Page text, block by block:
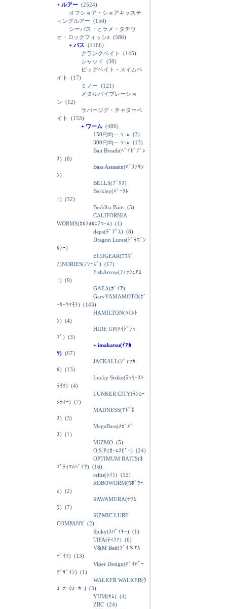
+ ルアー (2524)
オフショア・ショアキャステ
ィングルアー (150)
シーバス・ヒラメ・タチウ
オ・ロックフィッシｭ (586)
+ バス (1166)
クランクベイト
(145)
シャッド (30)
ビッグベイト・スイムベ
イト
(17)
ミノー (121)
メタルバイブレーショ
ン (12)
ラバージグ・チャターベ
イト
(153)
+ ワーム (486)
150円均一 ﾜｰﾑ (3)
300円均一 ﾜｰﾑ (13)
Bait Breath(ﾍﾞｲﾄﾞﾌﾞﾚ
ｽ) (6)
Bass Assassin(ﾊﾞｽｱｻｼ
ﾝ)
BELLS(ﾌﾞﾘｽ)
Berkley(ﾊﾞｰｸﾚ
ｰ) (32)
Buddha Baits (5)
CALIFORNIA
WORMS(ｶﾙﾌｫﾙﾆｱﾜｰﾑ) (1)
deps(ﾃﾞﾌﾟｽ) (8)
Dragon Lures(ﾄﾞﾗｺﾞﾝ
ﾙｱｰ)
ECOGEAR(ｴｺｷﾞ
ｱ)NORIES(ﾉﾘｰｽﾞ) (17)
FishArrow(ﾌｨｯｼｭｱﾛ
ｰ) (9)
GAEA(ｶﾞｲｱ)
GaryYAMAMOTO(ｹﾞ
ｰﾘｰﾔﾏﾓﾄ) (143)
HAMILTON(ﾊﾐﾙﾄ
ﾝ) (4)
HIDE UP(ﾊｲﾄﾞｱｯ
ﾌﾟ) (3)
+ imakatsu(ｲﾏｶ
ﾂ) (67)
JACKALL(ｼﾞｬｯｶ
ﾙ) (13)
Lucky Strike(ﾗｯｷｰｽﾄ
ﾗｲｸ) (4)
LUNKER CITY(ﾗﾝｶｰ
ｼﾃｨｰ) (7)
MADNESS(ﾏﾄﾞﾈ
ｽ) (3)
MegaBass(ﾒｶﾞﾊﾞ
ｽ) (1)
MIZMO (5)
O.S.P.(ｵｰｴｽﾋﾟｰ) (24)
OPTIMUM BAITS(ｵ
ﾌﾟﾃｨﾏﾑﾍﾞｲﾂ) (16)
reins(ﾚｲﾝ) (13)
ROBOWORM(ﾛﾎﾞﾜｰ
ﾑ) (2)
SAWAMURA(ｻﾜﾑ
ﾗ) (7)
SIZMIC LURE
COMPANY (2)
Spiky(ｽﾊﾟｲｷｰ) (1)
TIFA(ﾃｨﾌｧ) (6)
V&M Bait(ﾌﾞｲ＆ｴﾑ
ﾍﾞｲﾂ) (13)
Viper Design(ﾊﾞｲﾊﾟｰ
ﾃﾞｻﾞｲﾝ) (1)
WALKER WALKER(ｳ
ｫｰｶｰｳｫｰｶｰ) (3)
YUM(ﾔﾑ) (4)
ZBC (24)